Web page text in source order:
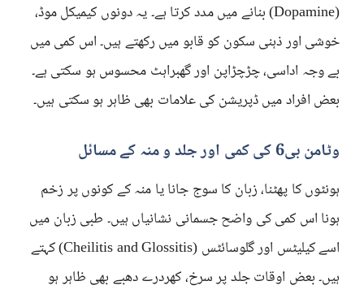
(Dopamine) بنانے میں مدد کرتا ہے۔ یہ دونوں کیمیکل موڈ،
خوشی اور ذہنی سکون کو قابو میں رکھتے ہیں۔ اس کمی میں
بے وجہ اداسی، چڑچڑاپن اور گھبراہٹ محسوس ہو سکتی ہے۔
بعض افراد میں ڈپریشن کی علامات بھی ظاہر ہو سکتی ہیں۔
وٹامن بی6 کی کمی اور جلد و منہ کے مسائل
ہونٹوں کا پھٹنا، زبان کا سوج جانا یا منہ کے کونوں پر زخم
ہونا اس کمی کی واضح جسمانی نشانیاں ہیں۔ طبی زبان میں
اسے کیلیٹس اور گلوسائٹس (Cheilitis and Glossitis) کہتے
ہیں۔ بعض اوقات جلد پر سرخ، کھردرے دھبے بھی ظاہر ہو